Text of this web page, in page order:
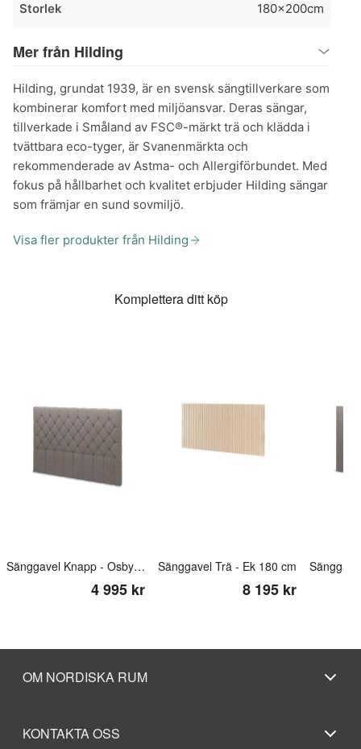
Storlek 180x200cm
Mer från Hilding
Hilding, grundat 1939, är en svensk sängtillverkare som
kombinerar komfort med miljöansvar. Deras sängar,
tillverkade i Småland av FSC®-märkt trä och klädda i
tvättbara eco-tyger, är Svanenmärkta och
rekommenderade av Astma- och Allergiförbundet. Med
fokus på hållbarhet och kvalitet erbjuder Hilding sängar
som främjar en sund sovmiljö.
Visa fler produkter från Hilding
Komplettera ditt köp
Sänggavel Knapp - Osby Grå 180 cm
4 995 kr
Sänggavel Trä - Ek 180 cm
8 195 kr
OM NORDISKA RUM
KONTAKTA OSS